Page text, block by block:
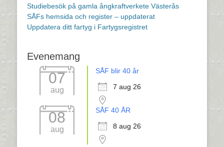
Studiebesök på gamla ångkraftverkete Västerås
SÅFs hemsida och register – uppdaterat
Uppdatera ditt fartyg i Fartygsregistret
Evenemang
07
aug
SÅF blir 40 år
7 aug 26
08
aug
SÅF 40 ÅR
8 aug 26